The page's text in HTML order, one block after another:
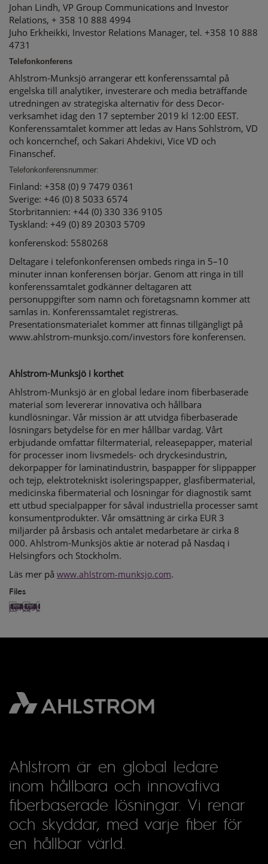
Johan Lindh, VP Group Communications and Investor
Relations, + 358 10 888 4994
Juho Erkheikki, Investor Relations Manager, tel. +358 10 888
4731
Telefonkonferens
Ahlstrom-Munksjö arrangerar ett konferenssamtal på
engelska till analytiker, investerare och media beträffande
utredningen av strategiska alternativ för dess Decor-
verksamhet idag den 17 september 2019 kl 12:00 EEST.
Konferenssamtalet kommer att ledas av Hans Sohlström, VD
och koncernchef, och Sakari Ahdekivi, Vice VD och
Finanschef.
Telefonkonferensnummer:
Finland: +358 (0) 9 7479 0361
Sverige: +46 (0) 8 5033 6574
Storbritannien: +44 (0) 330 336 9105
Tyskland: +49 (0) 89 20303 5709
konferenskod: 5580268
Deltagare i telefonkonferensen ombeds ringa in 5–10
minuter innan konferensen börjar. Genom att ringa in till
konferenssamtalet godkänner deltagaren att
personuppgifter som namn och företagsnamn kommer att
samlas in. Konferenssamtalet registreras.
Presentationsmaterialet kommer att finnas tillgängligt på
www.ahlstrom-munksjo.com/investors före konferensen.
Ahlstrom-Munksjö i korthet
Ahlstrom-Munksjö är en global ledare inom fiberbaserade
material som levererar innovativa och hållbara
kundlösningar. Vår mission är att utvidga fiberbaserade
lösningars betydelse för en mer hållbar vardag. Vårt
erbjudande omfattar filtermaterial, releasepapper, material
för processer inom livsmedels- och dryckesindustrin,
dekorpapper för laminatindustrin, baspapper för slippapper
och tejp, elektrotekniskt isoleringspapper, glasfibermaterial,
medicinska fibermaterial och lösningar för diagnostik samt
ett utbud specialpapper för såväl industriella processer samt
konsumentprodukter. Vår omsättning är cirka EUR 3
miljarder på årsbasis och antalet medarbetare är cirka 8
000. Ahlstrom-Munksjös aktie är noterad på Nasdaq i
Helsingfors och Stockholm.
Läs mer på www.ahlstrom-munksjo.com.
Files
Release
Ahlstrom är en global ledare
inom hållbara och innovativa
fiberbaserade lösningar. Vi renar
och skyddar, med varje fiber för
en hållbar värld.